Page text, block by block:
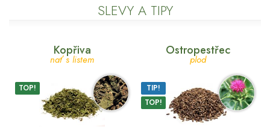
SLEVY A TIPY
Kopřiva
nať s listem
TOP!
Ostropestřec
plod
TIP!
TOP!